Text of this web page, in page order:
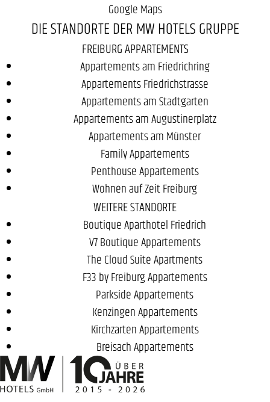
Google Maps
DIE STANDORTE DER MW HOTELS GRUPPE
FREIBURG APPARTEMENTS
Appartements am Friedrichring
Appartements Friedrichstrasse
Appartements am Stadtgarten
Appartements am Augustinerplatz
Appartements am Münster
Family Appartements
Penthouse Appartements
Wohnen auf Zeit Freiburg
WEITERE STANDORTE
Boutique Aparthotel Friedrich
V7 Boutique Appartements
The Cloud Suite Apartments
F33 by Freiburg Appartements
Parkside Appartements
Kenzingen Appartements
Kirchzarten Appartements
Breisach Appartements